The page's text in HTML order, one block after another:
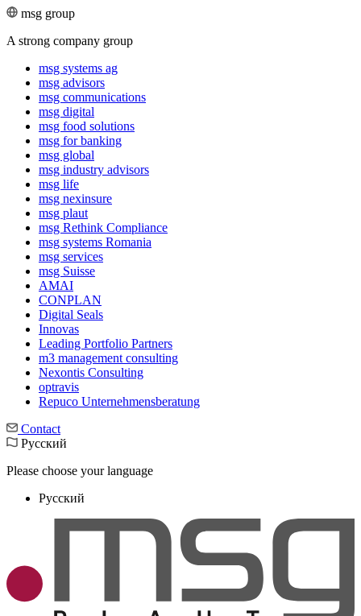
msg group
A strong company group
msg systems ag
msg advisors
msg commu­ni­ca­tions
msg digital
msg food solutions
msg for banking
msg global
msg industry advisors
msg life
msg nexinsure
msg plaut
msg Rethink Compli­ance
msg systems Romania
msg services
msg Suisse
AMAI
CONPLAN
Digital Seals
Innovas
Leading Port­folio Partners
m3 manage­ment consul­ting
Nexontis Consulting
optravis
Repuco Unternehmensberatung
Contact
Русский
Please choose your language
Русский